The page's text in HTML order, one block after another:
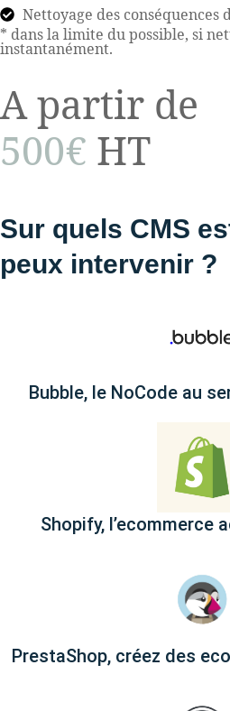
Nettoyage des conséquences
* dans la limite du possible, si
instantanément.
A partir de
500€ HT
Sur quels CMS
peux intervenir ?
Bubble, le NoCode au
Shopify, l’ecommerce
PrestaShop, créez des